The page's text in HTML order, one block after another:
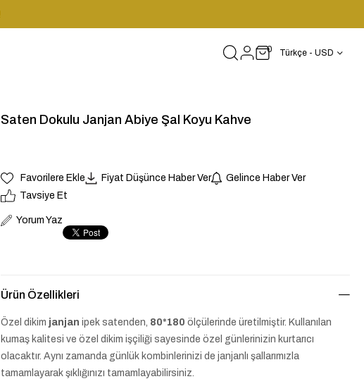
0 Türkçe - USD
Saten Dokulu Janjan Abiye Şal Koyu Kahve
Favorilere Ekle Fiyat Düşünce Haber Ver
Gelince Haber Ver
Tavsiye Et
Yorum Yaz
Ürün Özellikleri
Özel dikim janjan ipek satenden, 80*180 ölçülerinde üretilmiştir. Kullanılan
kumaş kalitesi ve özel dikim işçiliği sayesinde özel günlerinizin kurtarıcı
olacaktır. Aynı zamanda günlük kombinlerinizi de janjanlı şallarımızla
tamamlayarak şıklığınızı tamamlayabilirsiniz.